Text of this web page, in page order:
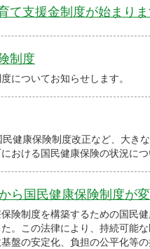
て支援金制度が始まりま
制度
についてお知らせします。
健康保険制度改正など、大き
おける国民健康保険の状況に
ら国民健康保険制度が変
険制度を構築するための国民
。この法律により、持続可能
盤の安定化、負担の公平化等の